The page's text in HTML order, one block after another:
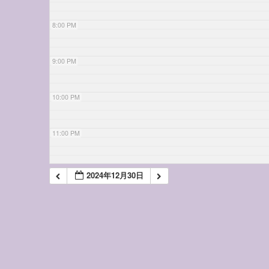
8:00 PM
9:00 PM
10:00 PM
11:00 PM
2024年12月30日